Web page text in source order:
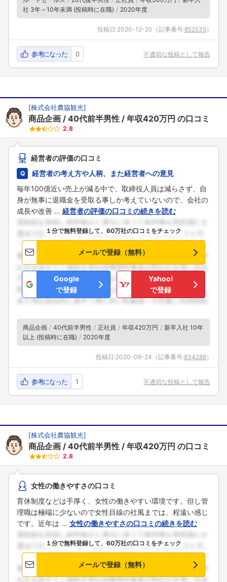
社 3年～10年未満 (投稿時に在職)
2020年度
投稿日:2020-12-20 （記事番号:852535）
参考になった 0 不適切な投稿として報告
[株式会社農協観光]
商品企画 40代前半男性 年収420万円 の口コミ
2.8
経営者の評価の口コミ
経営者の考え方や人柄、また経営者への意見
毎年100億近い売上が減る中で、取締役人員は減らさず、自
身が無事に退職金を受取る事しか考えていないので、会社の
成長や改善 ... 経営者の評価の口コミの続きを読む
１分で無料登録して、60万社の口コミをチェック
メールで登録（無料）
Google
で登録
Yahoo!
で登録
商品企画 40代前半男性 正社員 年収420万円
新卒入社 10年
以上 (投稿時に在職)
2020年度
投稿日:2020-06-24 （記事番号:834288）
参考になった 1 不適切な投稿として報告
[株式会社農協観光]
商品企画 40代前半男性 年収420万円 の口コミ
2.8
女性の働きやすさの口コミ
育休制度などは手厚く、女性の働きやすい環境です。但し管
理職は極端に少ないので女性目線の社風までは、程遠い感じ
です。近年は ... 女性の働きやすさの口コミの続きを読む
１分で無料登録して、60万社の口コミをチェック
メールで登録（無料）